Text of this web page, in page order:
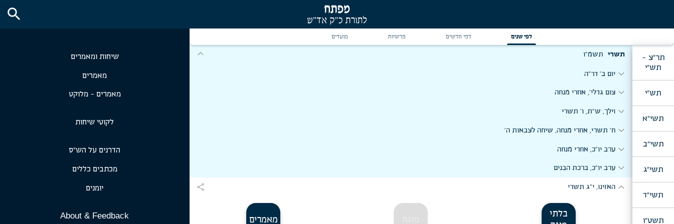
search
שיחות ומאמרים
מאמרים
מאמרים - מלוקט
לקוטי שיחות
הדרנים על הש״ס
מכתבים כללים
יומנים
About & Feedback
לפי שנים לפי חדשים פרשיות מועדים
תר"צ -
תש"י
תש"י
תשי"א
תשי"ב
תשי"ג
תשי"ד
תשט"ו
תשרי תשמ"ו
expand_more
expand_moreיום ב' דר"ה
expand_moreצום גדלי', אחרי מנחה
expand_moreוילך, ש"ת, ו' תשרי
expand_moreח' תשרי, אחרי מנחה, שיחה לצבאות ה'
expand_moreערב יו"כ, אחרי מנחה
expand_moreערב יו"כ, ברכת הבנים
expand_moreהאזינו, י"ג תשרי share
בלתי
מאמרים